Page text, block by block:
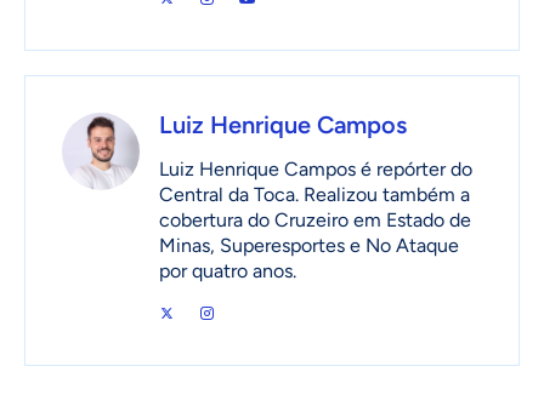
Luiz Henrique Campos
Luiz Henrique Campos é repórter do
Central da Toca. Realizou também a
cobertura do Cruzeiro em Estado de
Minas, Superesportes e No Ataque
por quatro anos.